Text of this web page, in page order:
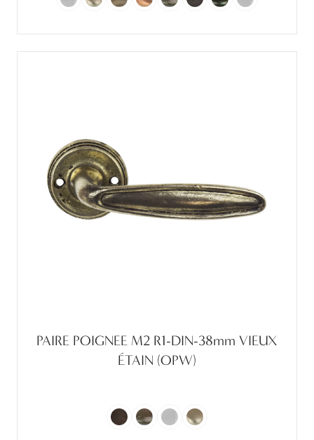
PAIRE POIGNEE M2 R1-DIN-38mm VIEUX
ÉTAIN (OPW)